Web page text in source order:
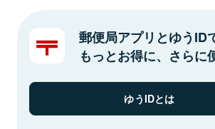
郵便局アプリとゆうID
もっとお得に、さらに
ゆうIDとは